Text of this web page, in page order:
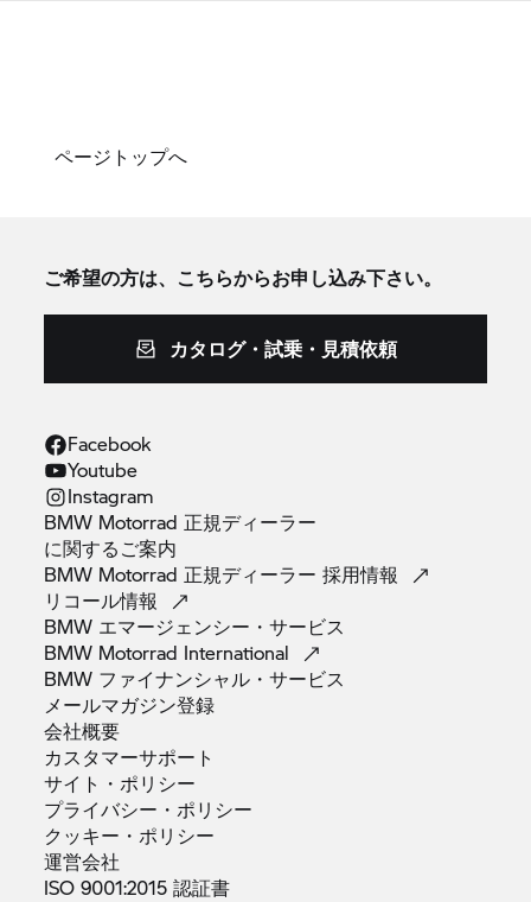
ページトップへ
ご希望の方は、こちらからお申し込み下さい。
カタログ・試乗・見積依頼
Facebook
Youtube
Instagram
BMW Motorrad 正規ディーラー
に関するご案内
BMW Motorrad 正規ディーラー採用情報
リコール情報
BMW エマージェンシー・サービス
BMW Motorrad International
BMW ファイナンシャル・サービス
メールマガジン登録
会社概要
カスタマーサポート
サイト・ポリシー
プライバシー・ポリシー
クッキー・ポリシー
運営会社
ISO 9001:2015認証書